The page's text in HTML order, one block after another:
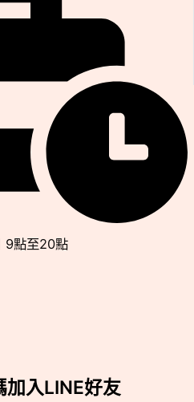
9點至20點
加入LINE好友